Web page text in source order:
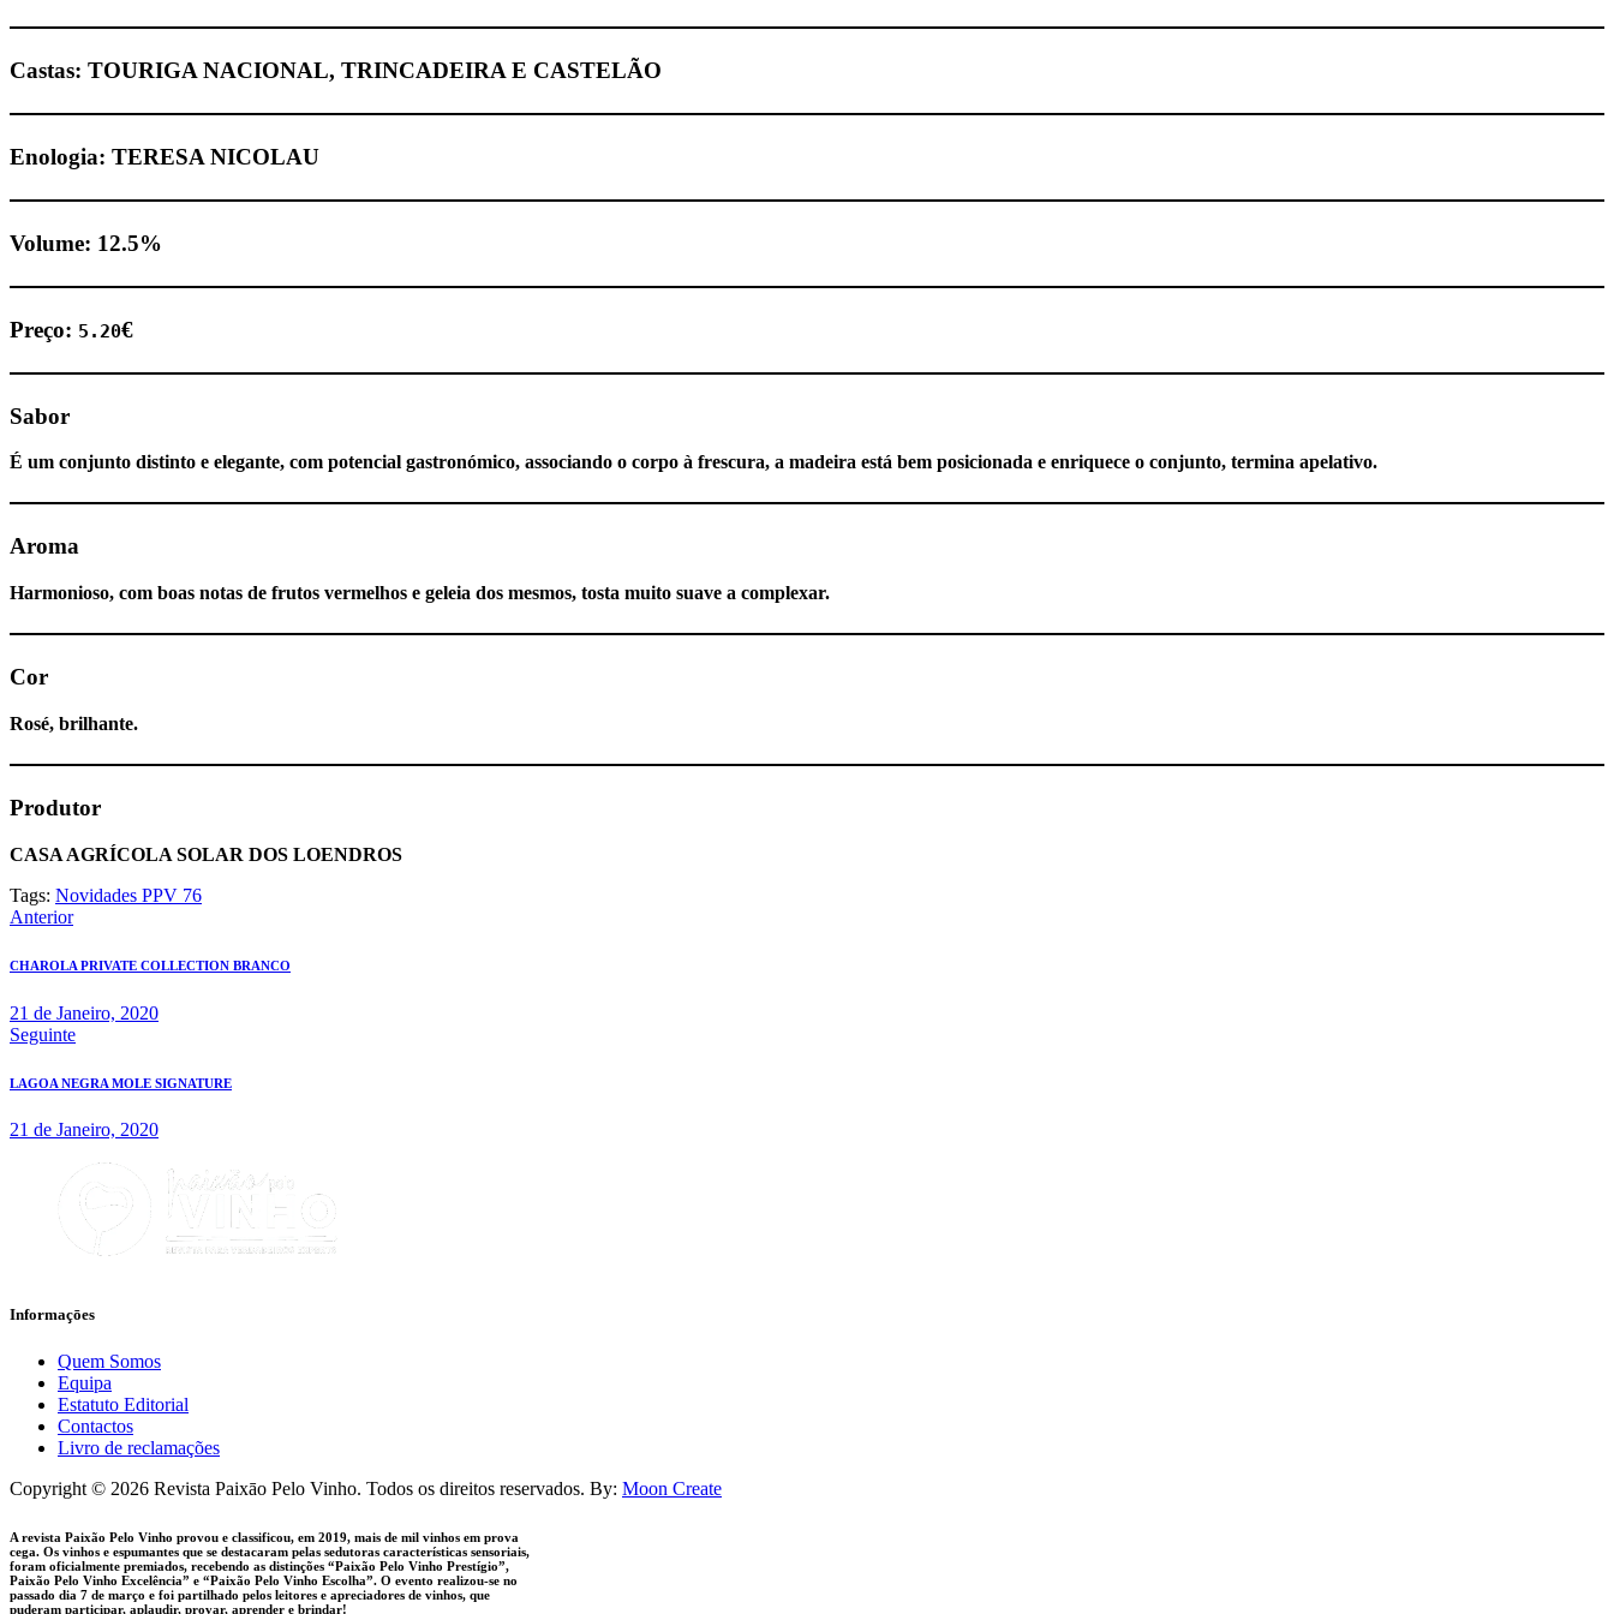
Castas: TOURIGA NACIONAL, TRINCADEIRA E CASTELÃO
Enologia: TERESA NICOLAU
Volume: 12.5%
Preço: 5.20€
Sabor
É um conjunto distinto e elegante, com potencial gastronómico, associando o corpo à frescura, a madeira está bem posicionada e enriquece o conjunto, termina apelativo.
Aroma
Harmonioso, com boas notas de frutos vermelhos e geleia dos mesmos, tosta muito suave a complexar.
Cor
Rosé, brilhante.
Produtor
CASA AGRÍCOLA SOLAR DOS LOENDROS
Tags: Novidades PPV 76
Navegação
de
Anterior
CHAROLA PRIVATE COLLECTION BRANCO
21 de Janeiro, 2020
Seguinte
LAGOA NEGRA MOLE SIGNATURE
21 de Janeiro, 2020
Informaçōes
Quem Somos
Equipa
Estatuto Editorial
Contactos
Livro de reclamações
facebook-
instagram
Copyright © 2026 Revista Paixāo Pelo Vinho. Todos os direitos reservados. By: Moon Create
A revista Paixão Pelo Vinho provou e classificou, em 2019, mais de mil vinhos em prova
cega. Os vinhos e espumantes que se destacaram pelas sedutoras características sensoriais,
foram oficialmente premiados, recebendo as distinções “Paixão Pelo Vinho Prestígio”,
Paixão Pelo Vinho Excelência” e “Paixão Pelo Vinho Escolha”. O evento realizou-se no
passado dia 7 de março e foi partilhado pelos leitores e apreciadores de vinhos, que
puderam participar, aplaudir, provar, aprender e brindar!